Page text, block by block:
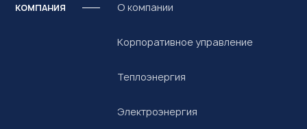
КОМПАНИЯ О компании
Корпоративное управление
Теплоэнергия
Электроэнергия